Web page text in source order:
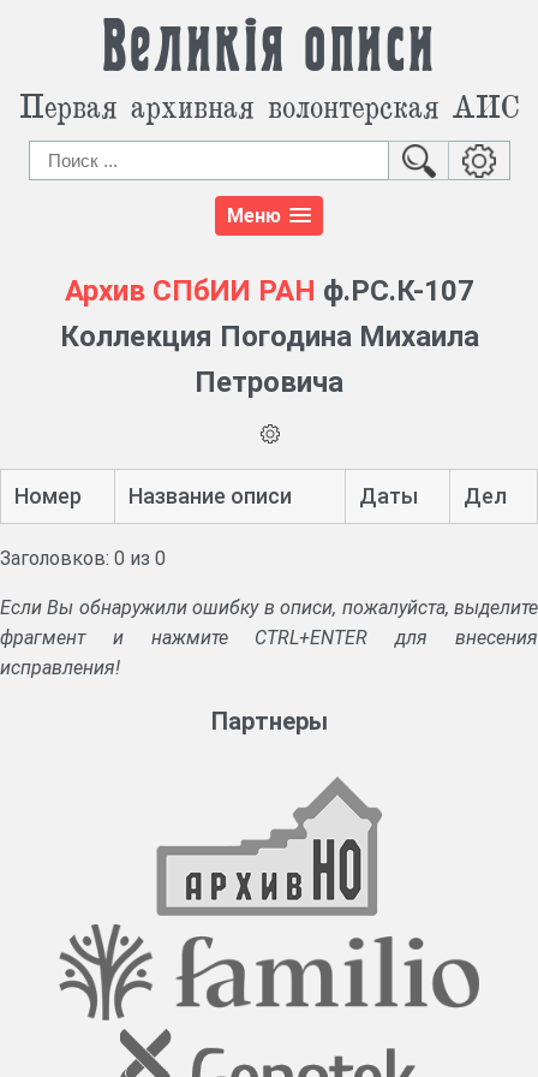
Великія описи
Первая архивная волонтерская АИС
Меню
Архив СПбИИ РАН ф.РС.К-107
Коллекция Погодина Михаила
Петровича
Номер Название описи Даты Дел
Заголовков: 0 из 0
Если Вы обнаружили ошибку в описи, пожалуйста, выделите
фрагмент и нажмите CTRL+ENTER для внесения
исправления!
Партнеры